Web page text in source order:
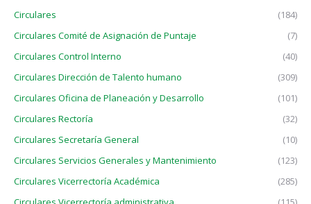
Circulares
(184)
Circulares Comité de Asignación de Puntaje
(7)
Circulares Control Interno
(40)
Circulares Dirección de Talento humano
(309)
Circulares Oficina de Planeación y Desarrollo
(101)
Circulares Rectoría
(32)
Circulares Secretaría General
(10)
Circulares Servicios Generales y Mantenimiento
(123)
Circulares Vicerrectoría Académica
(285)